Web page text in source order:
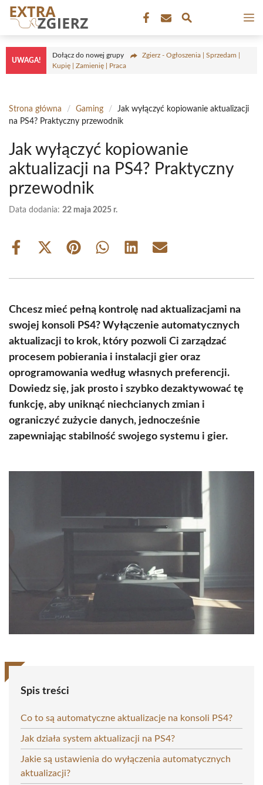
Przejdź
treści
UWAGA!
Dołącz do nowej grupy
Zgierz - Ogłoszenia | Sprzedam |
Kupię | Zamienię | Praca
Strona główna / Gaming /
Jak wyłączyć kopiowanie aktualizacji
na PS4? Praktyczny przewodnik
Jak wyłączyć kopiowanie
aktualizacji na PS4? Praktyczny
przewodnik
Data dodania: 22 maja 2025 r.
Share
Share
(Twitter)
Share Share Share Share
Chcesz mieć pełną kontrolę nad aktualizacjami na
swojej konsoli PS4? Wyłączenie automatycznych
aktualizacji to krok, który pozwoli Ci zarządzać
procesem pobierania i instalacji gier oraz
oprogramowania według własnych preferencji.
Dowiedz się, jak prosto i szybko dezaktywować tę
funkcję, aby uniknąć niechcianych zmian i
ograniczyć zużycie danych, jednocześnie
zapewniając stabilność swojego systemu i gier.
Spis treści
Co to są automatyczne aktualizacje na konsoli PS4?
Jak działa system aktualizacji na PS4?
Jakie są ustawienia do wyłączenia automatycznych
aktualizacji?